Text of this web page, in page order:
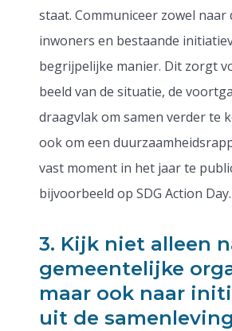
staat. Communiceer zowel naar
inwoners en bestaande
begrijpelijke manier. Dit zorgt
beeld van de situatie, de
draagvlak om samen verder te
ook om een
vast moment in het jaar te
bijvoorbeeld op SDG Action Day.
3. Kijk niet alleen
gemeentelijke
maar ook naar
uit de samenleving